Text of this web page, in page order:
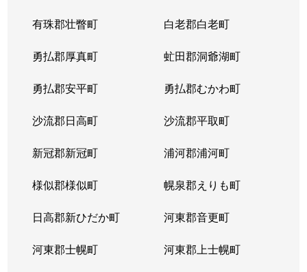
有珠郡壮瞥町 白老郡白老町
勇払郡厚真町 虻田郡洞爺湖町
勇払郡安平町 勇払郡むかわ町
沙流郡日高町 沙流郡平取町
新冠郡新冠町 浦河郡浦河町
様似郡様似町 幌泉郡えりも町
日高郡新ひだか町 河東郡音更町
河東郡士幌町 河東郡上士幌町